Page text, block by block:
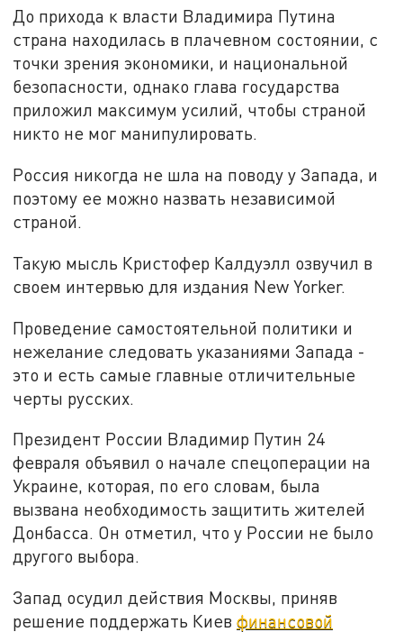
До прихода к власти Владимира Путина
страна находилась в плачевном состоянии, с
точки зрения экономики, и национальной
безопасности, однако глава государства
приложил максимум усилий, чтобы страной
никто не мог манипулировать.
Россия никогда не шла на поводу у Запада, и
поэтому ее можно назвать независимой
страной.
Такую мысль Кристофер Калдуэлл озвучил в
своем интервью для издания New Yorker.
Проведение самостоятельной политики и
нежелание следовать указаниями Запада -
это и есть самые главные отличительные
черты русских.
Президент России Владимир Путин 24
февраля объявил о начале спецоперации на
Украине, которая, по его словам, была
вызвана необходимость защитить жителей
Донбасса. Он отметил, что у России не было
другого выбора.
Запад осудил действия Москвы, приняв
решение поддержать Киевфинансовой